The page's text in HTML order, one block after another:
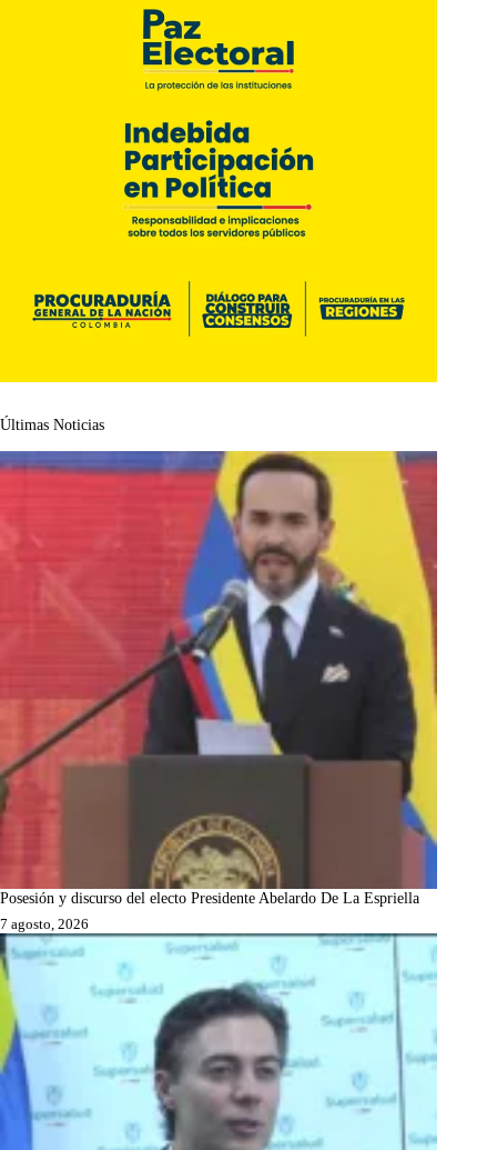
Últimas Noticias
Posesión y discurso del electo Presidente Abelardo De La Espriella
7 agosto, 2026